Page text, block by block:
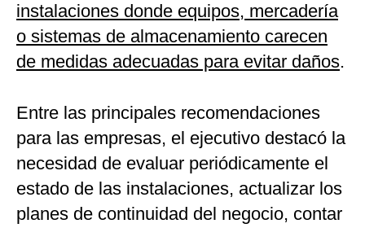
instalaciones donde equipos, mercadería
o sistemas de almacenamiento carecen
de medidas adecuadas para evitar daños.
Entre las principales recomendaciones
para las empresas, el ejecutivo destacó la
necesidad de evaluar periódicamente el
estado de las instalaciones, actualizar los
planes de continuidad del negocio, contar